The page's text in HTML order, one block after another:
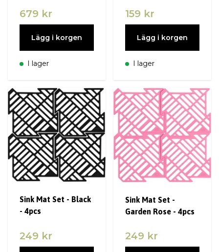
679 kr
Lägg i korgen
I lager
159 kr
Lägg i korgen
I lager
Sink Mat Set - Black
- 4pcs
249 kr
Sink Mat Set -
Garden Rose - 4pcs
249 kr